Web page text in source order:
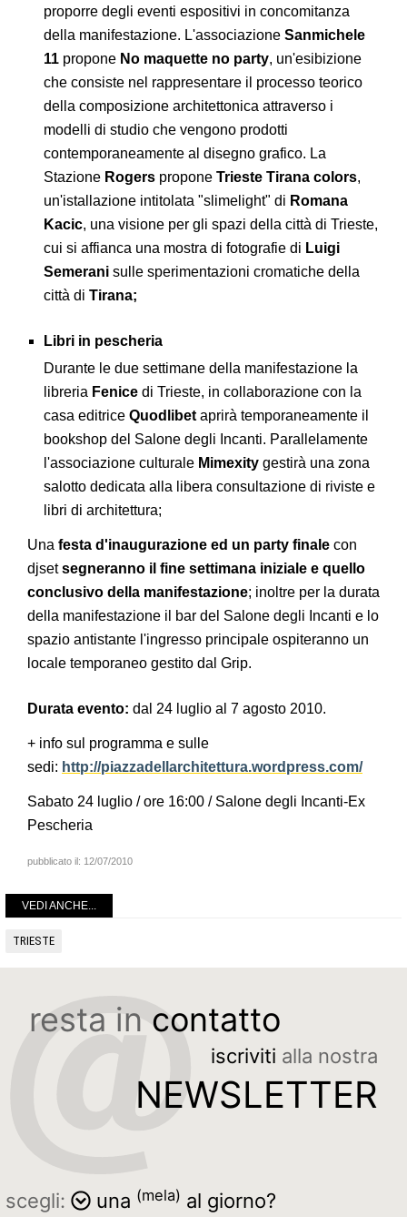
proporre degli eventi espositivi in concomitanza
della manifestazione. L'associazione Sanmichele
11propone No maquette no party, un'esibizione
che consiste nel rappresentare il processo teorico
della composizione architettonica attraverso i
modelli di studio che vengono prodotti
contemporaneamente al disegno grafico. La
Stazione Rogerspropone Trieste Tirana colors,
un'istallazione intitolata "slimelight" di Romana
Kacic, una visione per gli spazi della città di Trieste,
cui si affianca una mostra di fotografie di Luigi
Semerani sulle sperimentazioni cromatiche della
città di Tirana;
Libri in pescheria
Durante le due settimane della manifestazione la
libreria Fenicedi Trieste, in collaborazione con la
casa editrice Quodlibetaprirà temporaneamente il
bookshop del Salone degli Incanti. Parallelamente
l'associazione culturale Mimexitygestirà una zona
salotto dedicata alla libera consultazione di riviste e
libri di architettura;
Una festa d'inaugurazione ed un party finale con
djsetsegneranno il fine settimana iniziale e quello
conclusivo della manifestazione; inoltre per la durata
della manifestazione il bar del Salone degli Incanti e lo
spazio antistante l'ingresso principale ospiteranno un
locale temporaneo gestito dal Grip.
Durata evento: dal 24 luglio al 7 agosto 2010.
+ info sul programma e sulle
sedi: http://piazzadellarchitettura.wordpress.com/
Sabato 24 luglio / ore 16:00 / Salone degli Incanti-Ex
Pescheria
pubblicato il: 12/07/2010
VEDI ANCHE...
TRIESTE
resta in contatto
iscriviti alla nostra
NEWSLETTER
scegli: una (mela) al giorno?